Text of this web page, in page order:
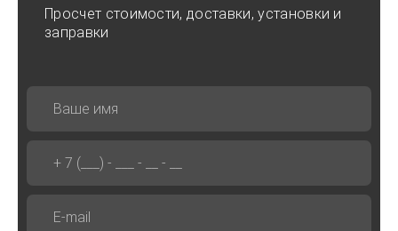
Просчет стоимости, доставки, установки и
заправки